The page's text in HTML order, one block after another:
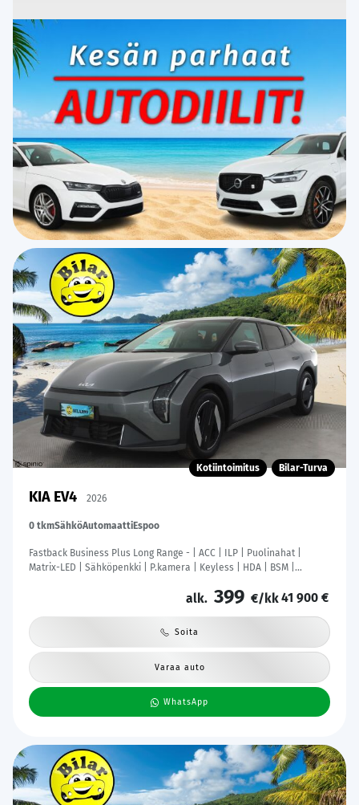
Kotiintoimitus Bilar-Turva
KIA EV4 2026
0 tkmSähköAutomaattiEspoo
Fastback Business Plus Long Range - | ACC | ILP | Puolinahat |
Matrix-LED | Sähköpenkki | P.kamera | Keyless | HDA | BSM |
alk. 399 €/kk41 900 €
Soita
Varaa auto
WhatsApp